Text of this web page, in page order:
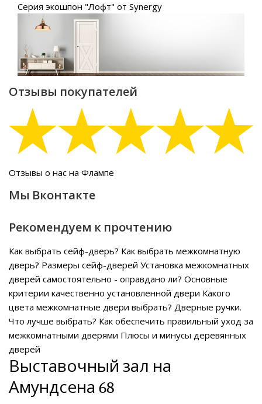
Серия экошпон "Лофт" от Synergy
Отзывы покупателей
Отзывы о нас на Флампе
Мы Вконтакте
Рекомендуем к прочтению
Как выбрать сейф-дверь? Как выбрать межкомнатную
дверь? Размеры сейф-дверей Установка межкомнатных
дверей самостоятельно - оправдано ли? Основные
критерии качественно установленной двери Какого
цвета межкомнатные двери выбрать? Дверные ручки.
Что лучше выбрать? Как обеспечить правильный уход за
межкомнатными дверями Плюсы и минусы деревянных
дверей
Выставочный зал на
Амундсена 68